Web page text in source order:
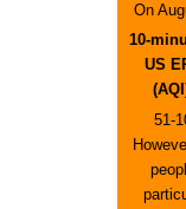
On
10-
US
51-